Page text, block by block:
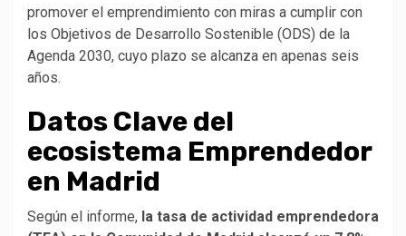
promover el emprendimiento con miras a cumplir con
los Objetivos de Desarrollo Sostenible (ODS) de la
Agenda 2030, cuyo plazo se alcanza en apenas seis
años.
Datos Clave del
ecosistema Emprendedor
en Madrid
Según el informe, la tasa de actividad emprendedora